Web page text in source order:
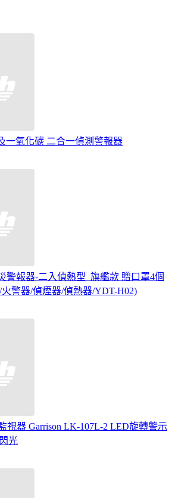
一氧化碳 二合一偵測警報器
警報器-二入偵熱型_旗艦款 贈口罩4個
警器/偵煙器/偵熱器/YDT-H02)
視器 Garrison LK-107L-2 LED旋轉警示
光